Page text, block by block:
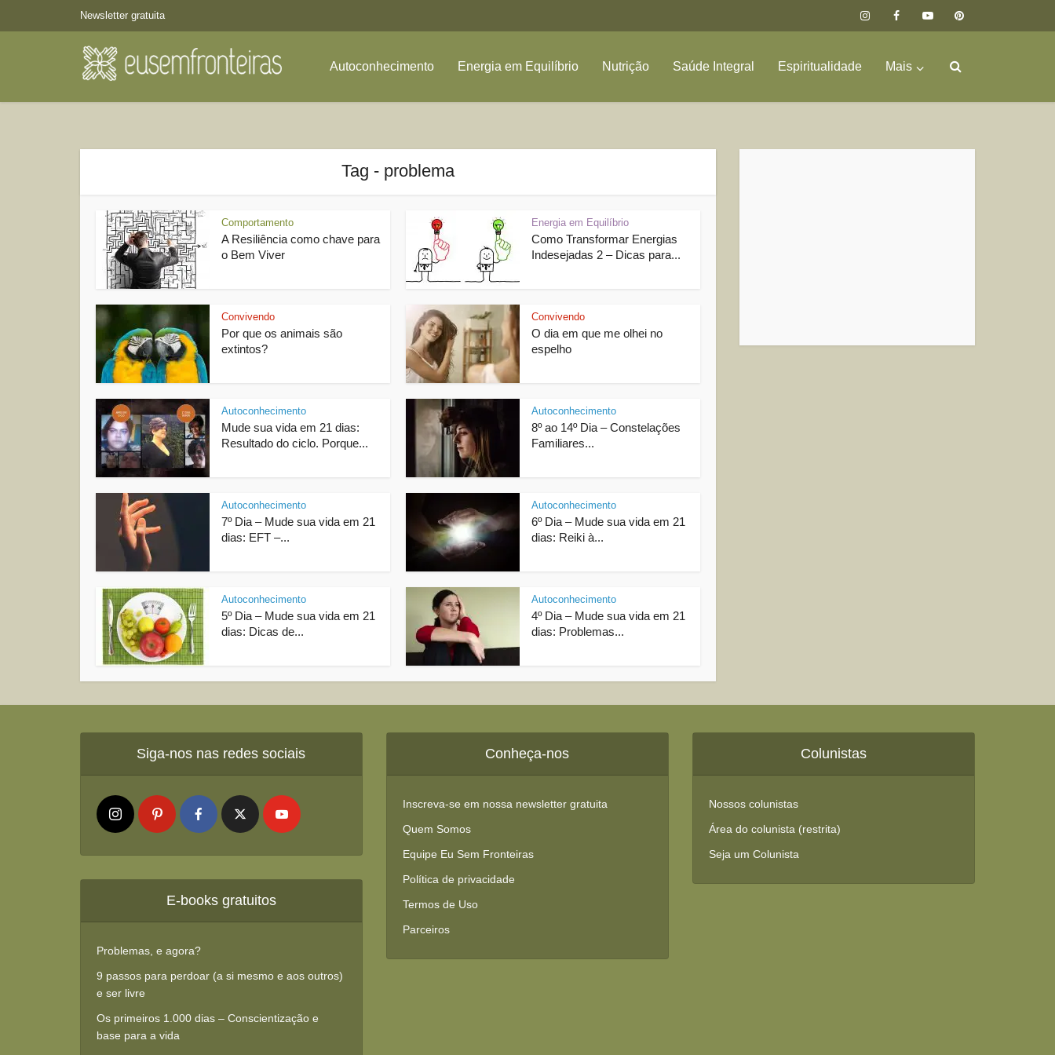
Newsletter gratuita
Autoconhecimento Energia em Equilíbrio Nutrição Saúde Integral Espiritualidade Mais
Tag - problema
Comportamento
A Resiliência como chave para
o Bem Viver
Energia em Equilíbrio
Como Transformar Energias
Indesejadas 2 – Dicas para...
Convivendo
Por que os animais são
extintos?
Convivendo
O dia em que me olhei no
espelho
Autoconhecimento
Mude sua vida em 21 dias:
Resultado do ciclo. Porque...
Autoconhecimento
8º ao 14º Dia – Constelações
Familiares...
Autoconhecimento
7º Dia – Mude sua vida em 21
dias: EFT –...
Autoconhecimento
6º Dia – Mude sua vida em 21
dias: Reiki à...
Autoconhecimento
5º Dia – Mude sua vida em 21
dias: Dicas de...
Autoconhecimento
4º Dia – Mude sua vida em 21
dias: Problemas...
Siga-nos nas redes sociais
E-books gratuitos
Problemas, e agora?
9 passos para perdoar (a si mesmo e aos outros)
e ser livre
Os primeiros 1.000 dias – Conscientização e
base para a vida
Conheça-nos
Inscreva-se em nossa newsletter gratuita
Quem Somos
Equipe Eu Sem Fronteiras
Política de privacidade
Termos de Uso
Parceiros
Colunistas
Nossos colunistas
Área do colunista (restrita)
Seja um Colunista